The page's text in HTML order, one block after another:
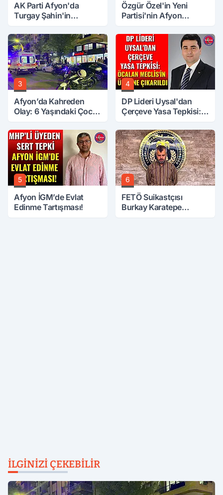
AK Parti Afyon'da
Turgay Şahin'in
Özgür Özel'in Yeni
Partisi'nin Afyon
3
Afyon’da Kahreden
Olay: 6 Yaşındaki Çocuk
4
DP Lideri Uysal'dan
Çerçeve Yasa Tepkisi:
Üzerine Çıkarıldı
5
Afyon İGM’de Evlat
Edinme Tartışması!
6
FETÖ Suikastçısı
Burkay Karatepe
İLGINIZI ÇEKEBILIR